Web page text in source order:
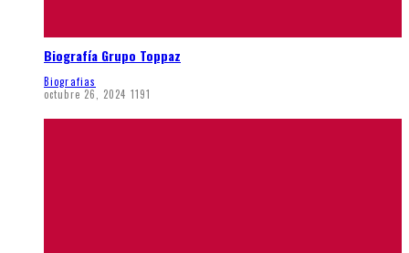
Biografía Grupo Toppaz
Biografias
octubre 26, 2024 1191